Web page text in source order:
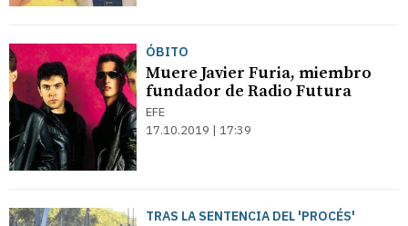
ÓBITO
Muere Javier Furia, miembro
fundador de Radio Futura
EFE
17.10.2019 | 17:39
TRAS LA SENTENCIA DEL 'PROCÉS'